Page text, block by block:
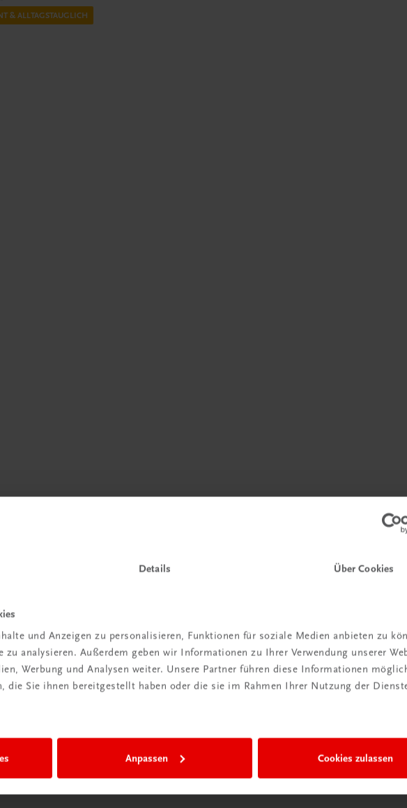
Details Über Cookies
und Anzeigen zu personalisieren, Funktionen für soziale Medien anbieten zu
zu analysieren. Außerdem geben wir Informationen zu Ihrer Verwendung unserer
Werbung und Analysen weiter. Unsere Partner führen diese Informationen
die Sie ihnen bereitgestellt haben oder die sie im Rahmen Ihrer Nutzung der
Anpassen Cookies zulassen
& ALLTAGSTAUGLICH